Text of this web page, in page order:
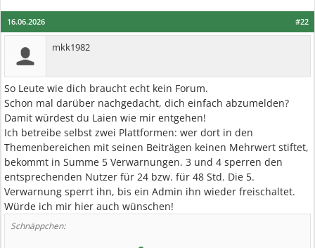
#22
16.06.2026
mkk1982
So Leute wie dich braucht echt kein Forum.
Schon mal darüber nachgedacht, dich einfach abzumelden?
Damit würdest du Laien wie mir entgehen!
Ich betreibe selbst zwei Plattformen: wer dort in den
Themenbereichen mit seinen Beiträgen keinen Mehrwert stiftet,
bekommt in Summe 5 Verwarnungen. 3 und 4 sperren den
entsprechenden Nutzer für 24 bzw. für 48 Std. Die 5.
Verwarnung sperrt ihn, bis ein Admin ihn wieder freischaltet.
Würde ich mir hier auch wünschen!
Schnäppchen: